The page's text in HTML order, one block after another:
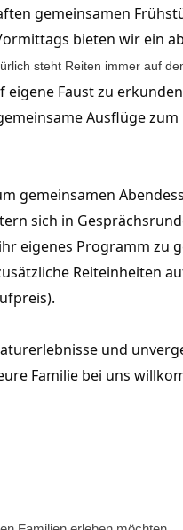
gemeinsamen
bieten wir ein
steht Reiten immer auf
Faust zu
Ausflüge
gemeinsamen
sich in
eigenes Programm zu
Reiteinheiten
und
Familie bei uns